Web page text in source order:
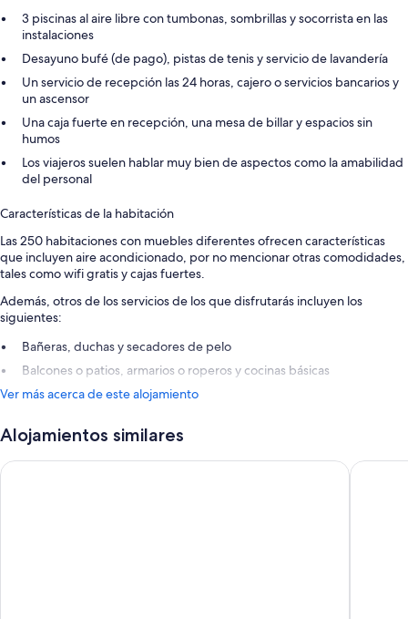
3 piscinas al aire libre con tumbonas, sombrillas y socorrista en las
instalaciones
Desayuno bufé (de pago), pistas de tenis y servicio de lavandería
Un servicio de recepción las 24 horas, cajero o servicios bancarios y
un ascensor
Una caja fuerte en recepción, una mesa de billar y espacios sin
humos
Los viajeros suelen hablar muy bien de aspectos como la amabilidad
del personal
Características de la habitación
Las 250 habitaciones con muebles diferentes ofrecen características
que incluyen aire acondicionado, por no mencionar otras comodidades,
tales como wifi gratis y cajas fuertes.
Además, otros de los servicios de los que disfrutarás incluyen los
siguientes:
Bañeras, duchas y secadores de pelo
Balcones o patios, armarios o roperos y cocinas básicas
Ver más acerca de este alojamiento
Alojamientos similares
Sanom Beach Resort - Adults Only